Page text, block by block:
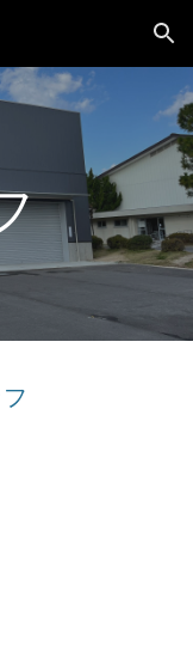
Skip to navigation